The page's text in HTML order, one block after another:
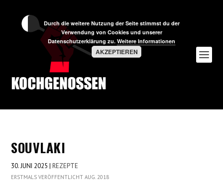
SOUVLAKI
30. JUNI 2025 |REZEPTE
ERSTMALS VERÖFFENTLICHT AUG. 2018
Durch die weitere Nutzung der Seite stimmst du der
Verwendung von Cookies und unserer
Datenschutzerklärung zu. Weitere Informationen
AKZEPTIEREN